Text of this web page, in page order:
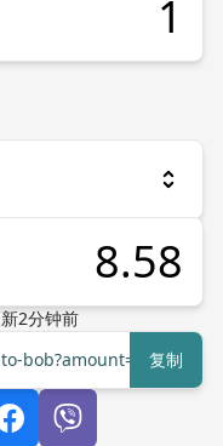
2分钟前
bob?amount=1
复制